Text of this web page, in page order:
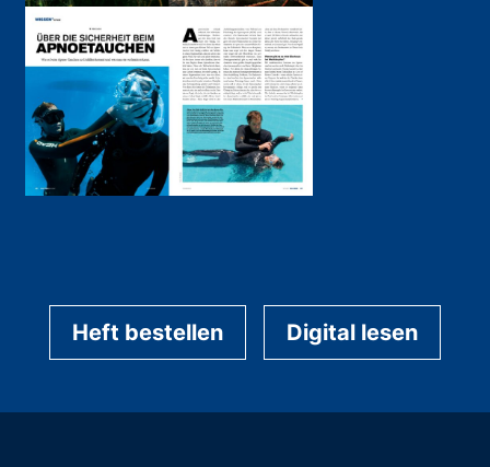
Heft bestellen Digital lesen